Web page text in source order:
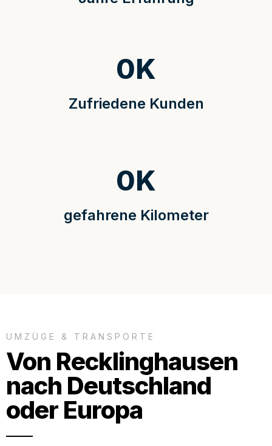
Zufriedene Kunden
0K
gefahrene Kilometer
0K
UMZÜGE & TRANSPORTE
Von Recklinghausen
nach Deutschland
oder Europa